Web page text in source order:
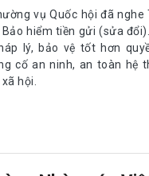
vụ Quốc hội đã
Bảo hiểm tiền gửi (sửa
lý, bảo vệ tốt hơn
cố an ninh, an toàn hệ
hội.